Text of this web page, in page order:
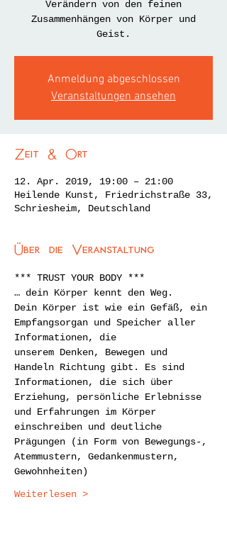
Verändern von den feinen
Zusammenhängen von Körper und
Geist.
Anmeldung abgeschlossen
Veranstaltungen ansehen
Zeit & Ort
12. Apr. 2019, 19:00 – 21:00
Heilende Kunst, Friedrichstraße 33,
Schriesheim, Deutschland
Über die Veranstaltung
*** TRUST YOUR BODY ***
… dein Körper kennt den Weg.
Dein Körper ist wie ein Gefäß, ein
Empfangsorgan und Speicher aller
Informationen, die
unserem Denken, Bewegen und
Handeln Richtung gibt. Es sind
Informationen, die sich über
Erziehung, persönliche Erlebnisse
und Erfahrungen im Körper
einschreiben und deutliche
Prägungen (in Form von Bewegungs-,
Atemmustern, Gedankenmustern,
Gewohnheiten)
Weiterlesen >